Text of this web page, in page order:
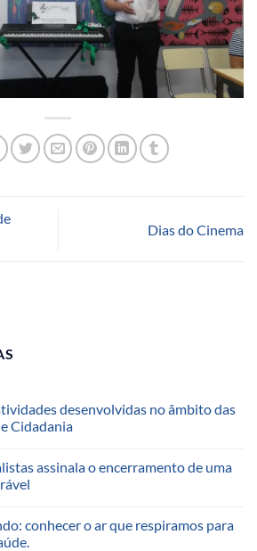
Dias do Cinema
desenvolvidas no âmbito das
Cidadania
assinala o encerramento de uma
conhecer o ar que respiramos para